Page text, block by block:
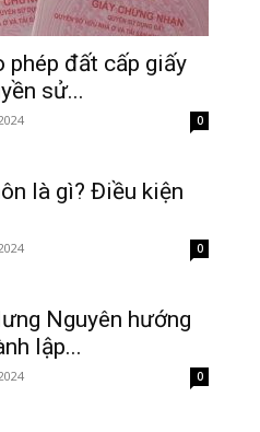
phép đất cấp giấy
sử...
0
là gì? Điều kiện
0
Nguyên hướng
lập...
0